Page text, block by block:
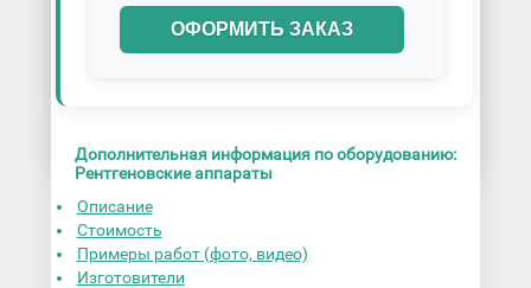
ОФОРМИТЬ ЗАКАЗ
Дополнительная информация по оборудованию:
Рентгеновские аппараты
Описание
Стоимость
Примеры работ (фото, видео)
Изготовители